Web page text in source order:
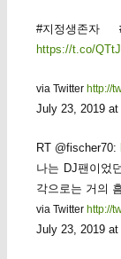
#지정생존자
https://t.co/
via Twitter http://
July 23, 2019 at
RT @fischer70:
나는 DJ팬이었
각으로는 거의
via Twitter http://
July 23, 2019 at